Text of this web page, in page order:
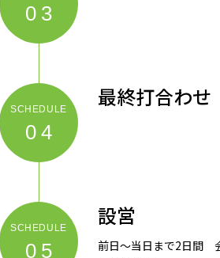
03
04
最終打合わせ
05
設営
前日～当日まで2日間